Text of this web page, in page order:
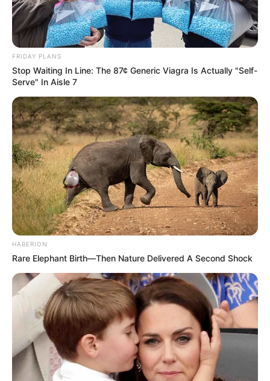
FRIDAY PLANS
Stop Waiting In Line: The 87¢ Generic Viagra Is Actually "Self-
Serve" In Aisle 7
HABERION
Rare Elephant Birth—Then Nature Delivered A Second Shock